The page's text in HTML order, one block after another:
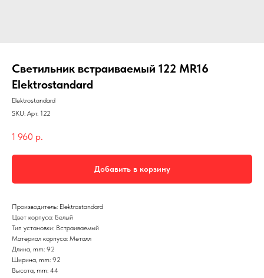
Светильник встраиваемый 122 MR16
Elektrostandard
Elektrostandard
SKU: Арт. 122
1 960 р.
Добавить в корзину
Производитель: Elektrostandard
Цвет корпуса: Белый
Тип установки: Встраиваемый
Материал корпуса: Металл
Длина, mm: 92
Ширина, mm: 92
Высота, mm: 44